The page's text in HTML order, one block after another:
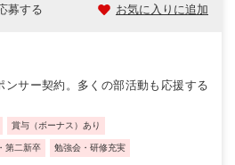
募する お気に入りに追加
ンサー契約。多くの部活動も応援する
賞与（ボーナス）あり
第二新卒 勉強会・研修充実